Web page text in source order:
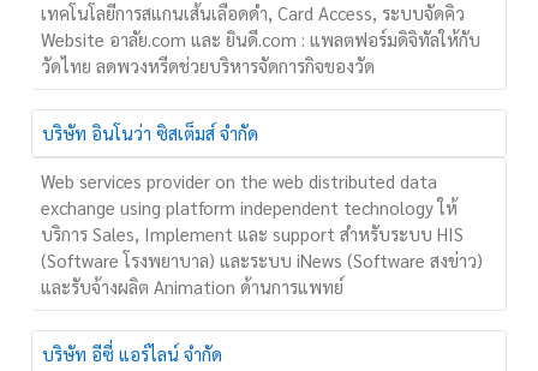
เทคโนโลยีการสแกนเส้นเลือดดำ, Card Access, ระบบจัดคิว
Website อาลัย.com และ ยินดี.com : แพลตฟอร์มดิจิทัลให้กับ
วัดไทย ลดพวงหรีดช่วยบริหารจัดการกิจของวัด
บริษัท อินโนว่า ซิสเต็มส์ จำกัด
Web services provider on the web distributed data
exchange using platform independent technology ให้
บริการ Sales, Implement และ support สำหรับระบบ HIS
(Software โรงพยาบาล) และระบบ iNews (Software สงข่าว)
และรับจ้างผลิต Animation ด้านการแพทย์
บริษัท อีซี่ แอร์ไลน์ จำกัด